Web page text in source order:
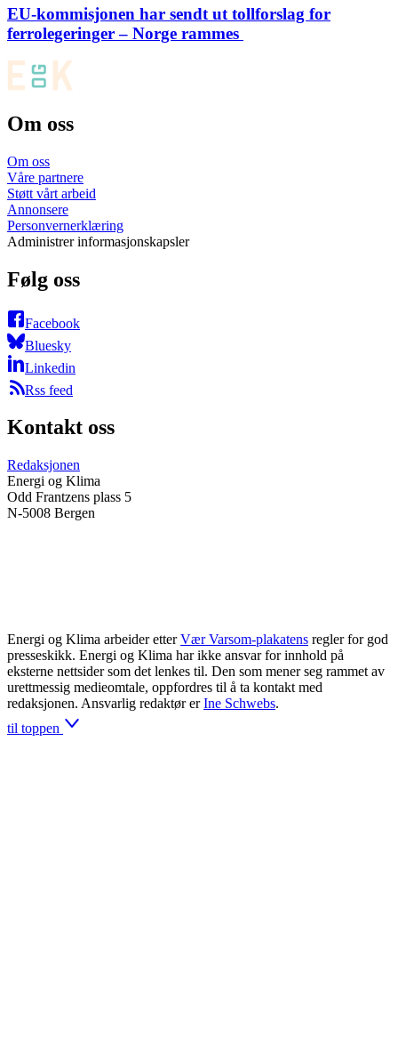
EU-kommisjonen har sendt ut tollforslag for
ferrolegeringer – Norge rammes
Om oss
Om oss
Våre partnere
Støtt vårt arbeid
Annonsere
Personvernerklæring
Administrer informasjonskapsler
Følg oss
Facebook
Bluesky
Linkedin
Rss feed
Kontakt oss
Redaksjonen
Energi og Klima
Odd Frantzens plass 5
N-5008 Bergen
Energi og Klima arbeider etter Vær Varsom-plakatens regler for god
presseskikk. Energi og Klima har ikke ansvar for innhold på
eksterne nettsider som det lenkes til. Den som mener seg rammet av
urettmessig medieomtale, oppfordres til å ta kontakt med
redaksjonen. Ansvarlig redaktør er Ine Schwebs.
til toppen